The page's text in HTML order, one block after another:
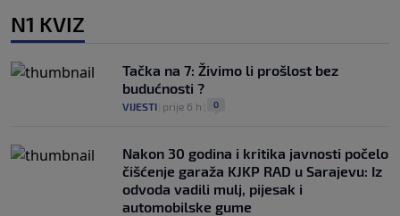
N1 KVIZ
Tačka na 7: Živimo li prošlost bez
budućnosti ?
VIJESTI prije 6 h 0
Nakon 30 godina i kritika javnosti počelo
čišćenje garaža KJKP RAD u Sarajevu: Iz
odvoda vadili mulj, pijesak i
automobilske gume